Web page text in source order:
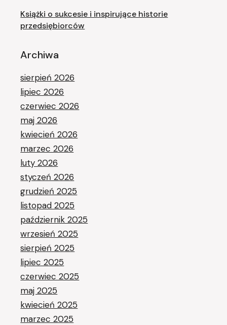
Książki o sukcesie i inspirujące historie
przedsiębiorców
Archiwa
sierpień 2026
lipiec 2026
czerwiec 2026
maj 2026
kwiecień 2026
marzec 2026
luty 2026
styczeń 2026
grudzień 2025
listopad 2025
październik 2025
wrzesień 2025
sierpień 2025
lipiec 2025
czerwiec 2025
maj 2025
kwiecień 2025
marzec 2025